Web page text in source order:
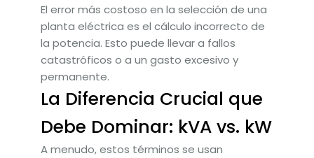
El error más costoso en la selección de una
planta eléctrica es el cálculo incorrecto de
la potencia. Esto puede llevar a fallos
catastróficos o a un gasto excesivo y
permanente.
La Diferencia Crucial que
Debe Dominar: kVA vs. kW
A menudo, estos términos se usan